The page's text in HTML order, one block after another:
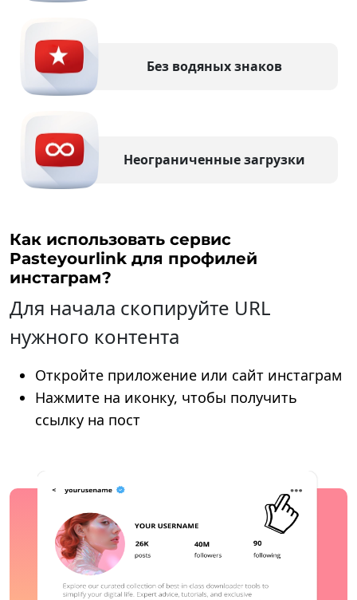
Без водяных знаков
Неограниченные загрузки
Как использовать сервис
Pasteyourlink для профилей
инстаграм?
Для начала скопируйте URL
нужного контента
Откройте приложение или сайт инстаграм
Нажмите на иконку, чтобы получить
ссылку на пост